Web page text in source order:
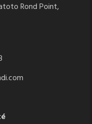
Rond Point,